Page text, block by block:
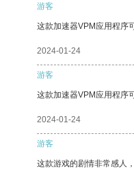
游客
这款加速器VPM应用程序
2024-01-24
游客
这款加速器VPM应用程序
2024-01-24
游客
这款游戏的剧情非常感人